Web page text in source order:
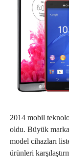
2014 mobil
oldu. Büyük
model cihazları
ürünleri